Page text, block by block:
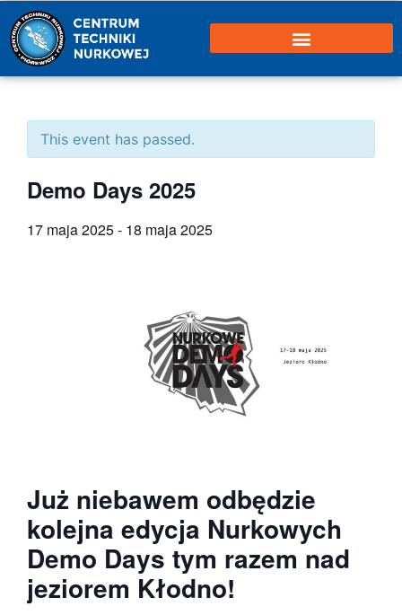
This event has passed.
Demo Days 2025
17 maja 2025- 18 maja 2025
Już niebawem odbędzie
kolejna edycja Nurkowych
Demo Days tym razem nad
jeziorem Kłodno!